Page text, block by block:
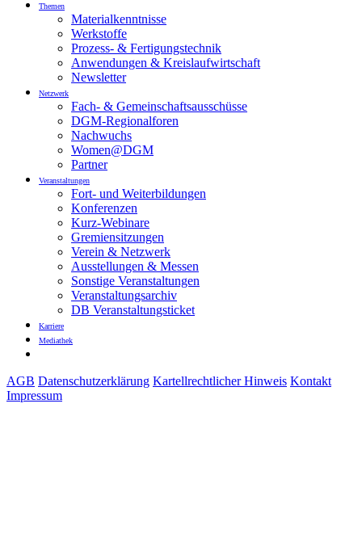
Themen
Materialkenntnisse
Werkstoffe
Prozess- & Fertigungstechnik
Anwendungen & Kreislaufwirtschaft
Newsletter
Netzwerk
Fach- & Gemeinschaftsausschüsse
DGM-Regionalforen
Nachwuchs
Women@DGM
Partner
Veranstaltungen
Fort- und Weiterbildungen
Konferenzen
Kurz-Webinare
Gremiensitzungen
Verein & Netzwerk
Ausstellungen & Messen
Sonstige Veranstaltungen
Veranstaltungsarchiv
DB Veranstaltungsticket
Karriere
Mediathek
AGB Datenschutzerklärung Kartellrechtlicher Hinweis Kontakt
Impressum